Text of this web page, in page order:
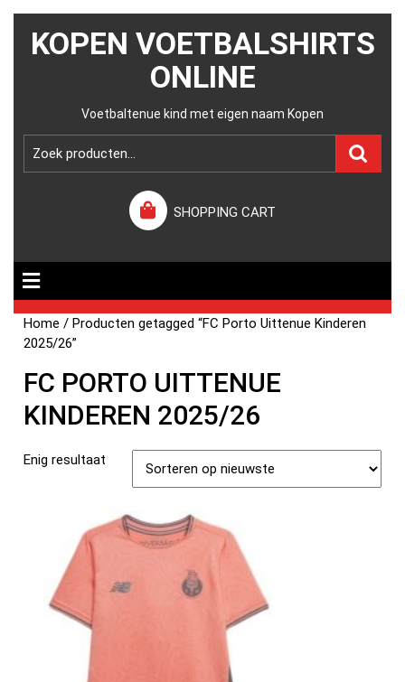
KOPEN VOETBALSHIRTS
ONLINE
Voetbaltenue kind met eigen naam Kopen
SHOPPING CART
Home / Producten getagged “FC Porto Uittenue Kinderen
2025/26”
FC PORTO UITTENUE
KINDEREN 2025/26
Enig resultaat